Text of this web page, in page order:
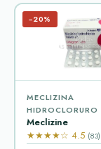
−20%
MECLIZINA
HIDROCLORURO
Meclizine
★★★★☆ 4.5 (83)